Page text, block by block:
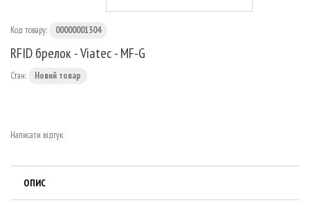
Код товару: 00000001304
RFID брелок - Viatec - MF-G
Стан: Новий товар
Написати відгук
ОПИС